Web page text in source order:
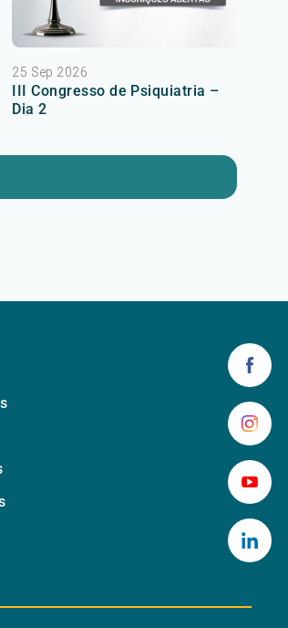
25 Sep 2026
III Congresso de Psiquiatria –
Dia 2